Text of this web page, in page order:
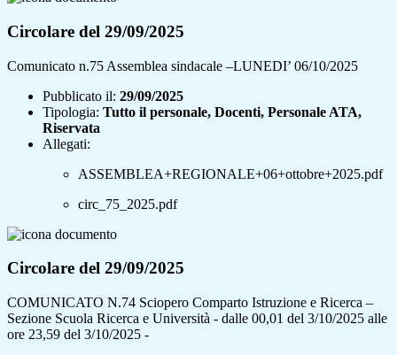
Circolare del 29/09/2025
Comunicato n.75 Assemblea sindacale –LUNEDI’ 06/10/2025
Pubblicato il: 29/09/2025
Tipologia: Tutto il personale, Docenti, Personale ATA,
Riservata
Allegati:
ASSEMBLEA+REGIONALE+06+ottobre+2025.pdf
circ_75_2025.pdf
Circolare del 29/09/2025
COMUNICATO N.74 Sciopero Comparto Istruzione e Ricerca –
Sezione Scuola Ricerca e Università - dalle 00,01 del 3/10/2025 alle
ore 23,59 del 3/10/2025 -